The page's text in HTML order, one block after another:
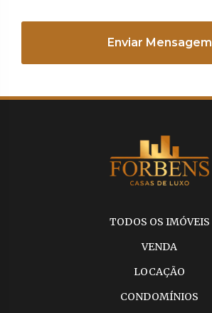
Enviar Mensagem
TODOS OS IMÓVEIS
VENDA
LOCAÇÃO
CONDOMÍNIOS